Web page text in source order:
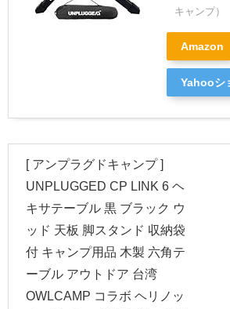
キャンプ）
Amazon
Yahooシ
[ アンプラグドキャンプ ]
UNPLUGGED CP LINK 6 ヘ
キサテーブル 黒 ブラック ウ
ッド 天板 脚スタンド 収納袋
付 キャンプ用品 木製 六角テ
ーブル アウトドア 台湾
OWLCAMP コラボ ヘリノッ